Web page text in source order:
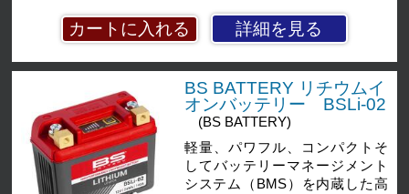
詳細を見る
BS BATTERY リチウムイ
オンバッテリー BSLi-02
(BS BATTERY)
軽量、パワフル、コンパクトそ
してバッテリーマネージメント
システム（BMS）を内蔵した高